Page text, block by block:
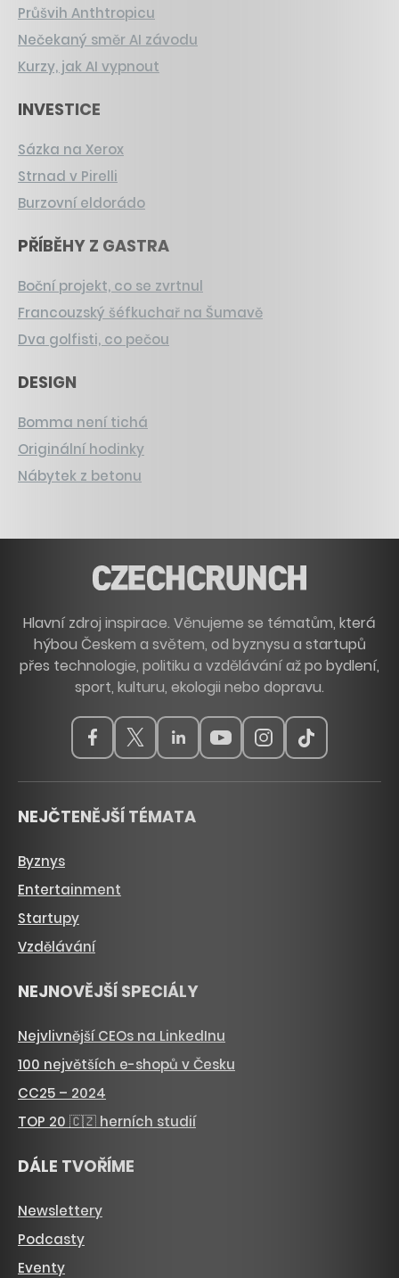
Průšvih Anthtropicu
Nečekaný směr AI závodu
Kurzy, jak AI vypnout
INVESTICE
Sázka na Xerox
Strnad v Pirelli
Burzovní eldorádo
PŘÍBĚHY Z GASTRA
Boční projekt, co se zvrtnul
Francouzský šéfkuchař na Šumavě
Dva golfisti, co pečou
DESIGN
Bomma není tichá
Originální hodinky
Nábytek z betonu
Hlavní zdroj inspirace. Věnujeme se tématům, která
hýbou Českem a světem, od byznysu a startupů
přes technologie, politiku a vzdělávání až po bydlení,
sport, kulturu, ekologii nebo dopravu.
NEJČTENĚJŠÍ TÉMATA
Byznys
Entertainment
Startupy
Vzdělávání
NEJNOVĚJŠÍ SPECIÁLY
Nejvlivnější CEOs na LinkedInu
100 největších e-shopů v Česku
CC25 – 2024
TOP 20 🇨🇿 herních studií
DÁLE TVOŘÍME
Newslettery
Podcasty
Eventy